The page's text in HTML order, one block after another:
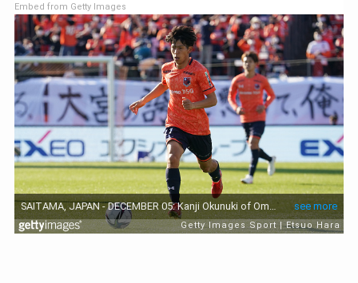
Embed from Getty Images